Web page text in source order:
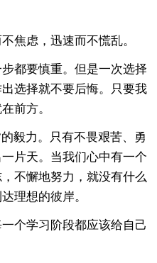
焦虑，迅速而不慌乱。
都要慎重。但是一次选择
选择就不要后悔。只要我
前方。
毅力。只有不畏艰苦、勇
片天。当我们心中有一个
不懈地努力，就没有什么
理想的彼岸。
个学习阶段都应该给自己